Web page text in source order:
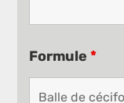
Formule*